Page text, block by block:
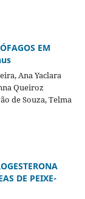
EM
Ana Yaclara
Queiroz
de Souza, Telma
DE PEIXE-